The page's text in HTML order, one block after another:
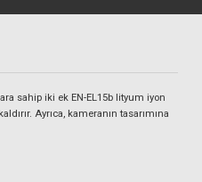
sahip iki ek EN-EL15b lityum iyon
Ayrıca, kameranın tasarımına